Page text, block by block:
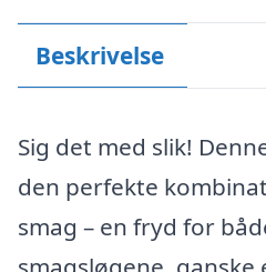
Beskrivelse
Sig det med slik!
den perfekte
smag – en fryd for